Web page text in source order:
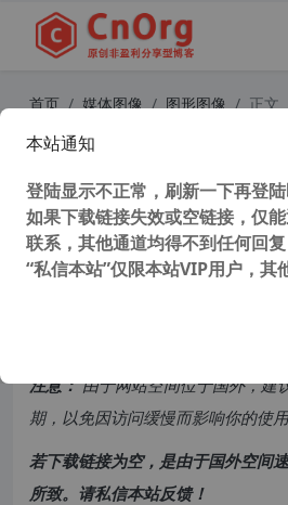
首页 媒体图像 图形图像 正文
PhotoKit 强大的免费
电脑小白也能用
42,540 次浏览次阅读
注意：由于网站空间位于国外，建
期，以免因访问缓慢而影响你的使用
若下载链接为空，是由于国外空间
所致。请私信本站反馈！
本站通知
登陆显示不正常，刷新一下再登
如果下载链接失效或空链接，仅
联系，其他通道均得不到任何回
“私信本站”仅限本站VIP用户，其